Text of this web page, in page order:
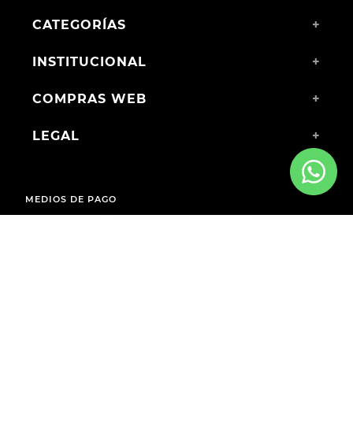
CATEGORÍAS +
INSTITUCIONAL +
COMPRAS WEB +
LEGAL +
MEDIOS DE PAGO